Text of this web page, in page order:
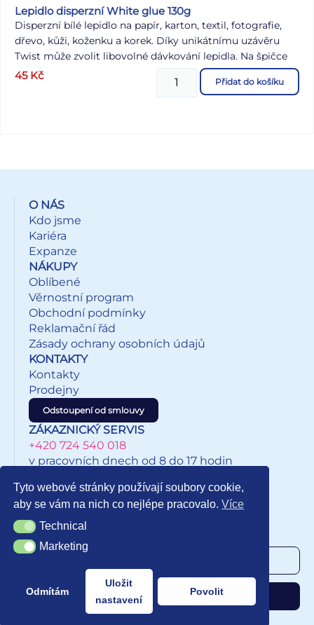
Lepidlo disperzní White glue 130g
Disperzní bílé lepidlo na papír, karton, textil, fotografie,
dřevo, kůži, koženku a korek. Díky unikátnímu uzávěru
Twist může zvolit libovolné dávkování lepidla. Na špičce
lepidla je malý hřebínek který lepidlo rovnoměrně rozetře
po ploše. NÁVOD: Lepidlo naneste v tenké vrstvě pouze na
45 Kč Přidat do košíku
O NÁS
Kdo jsme
Kariéra
Expanze
NÁKUPY
Oblíbené
Věrnostní program
Obchodní podmínky
Reklamační řád
Zásady ochrany osobních údajů
KONTAKTY
Kontakty
Prodejny
Odstoupení od smlouvy
ZÁKAZNICKÝ SERVIS
+420 724 540 018
v pracovních dnech od 8 do 17 hodin
NEWSLETTER
Tyto webové stránky používají soubory cookie,
aby se vám na nich co nejlépe pracovalo.Více
TechnicalTechnical
MarketingMarketing
Odmítám
Uložit
nastavení
Povolit